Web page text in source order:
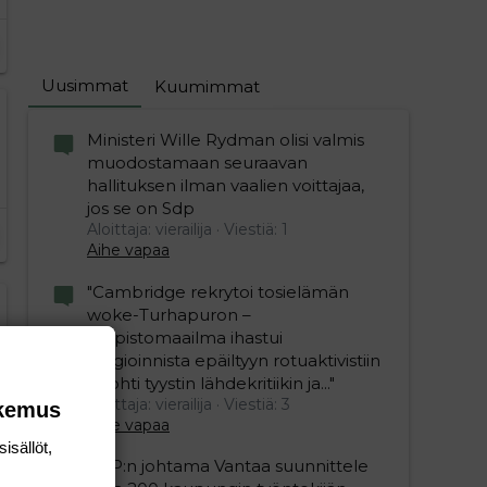
editoriin…
Uusimmat Kuumimmat
Ministeri Wille Rydman olisi valmis
muodostamaan seuraavan
hallituksen ilman vaalien voittajaa,
jos se on Sdp
Aloittaja: vierailija
Viestiä: 1
Aihe vapaa
"Cambridge rekrytoi tosielämän
woke-Turhapuron –
yliopistomaailma ihastui
plagioinnista epäiltyyn rotuaktivistiin
unohti tyystin lähdekritiikin ja..."
Aloittaja: vierailija
Viestiä: 3
Aihe vapaa
SDP:n johtama Vantaa suunnittele